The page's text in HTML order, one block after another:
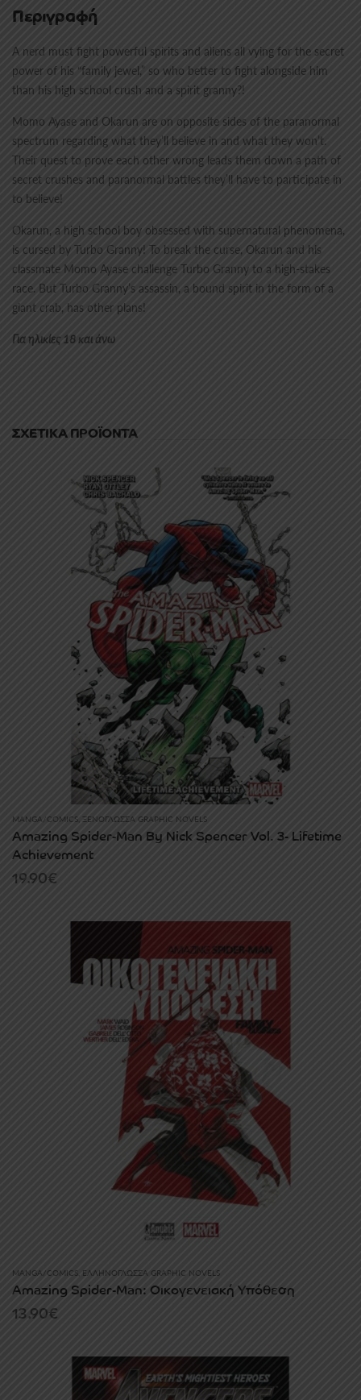
Περιγραφή
A nerd must fight powerful spirits and aliens all vying for the secret
power of his “family jewel,” so who better to fight alongside him
than his high school crush and a spirit granny?!
Momo Ayase and Okarun are on opposite sides of the paranormal
spectrum regarding what they’ll believe in and what they won’t.
Their quest to prove each other wrong leads them down a path of
secret crushes and paranormal battles they’ll have to participate in
to believe!
Okarun, a high school boy obsessed with supernatural phenomena,
is cursed by Turbo Granny! To break the curse, Okarun and his
classmate Momo Ayase challenge Turbo Granny to a high-stakes
race. But Turbo Granny’s assassin, a bound spirit in the form of a
giant crab, has other plans!
Για ηλικίες 18 και άνω
ΣΧΕΤΙΚΆ ΠΡΟΪΌΝΤΑ
MANGA/COMICS, ΞΕΝΌΓΛΩΣΣΑ GRAPHIC NOVELS
Amazing Spider-Man By Nick Spencer Vol. 3- Lifetime
Achievement
19.90€
MANGA/COMICS ΕΛΛΗΝΌΓΛΩΣΣΑ GRAPHIC NOVELS
Amazing Spider-Man: Οικογενειακή Υπόθεση
13.90€